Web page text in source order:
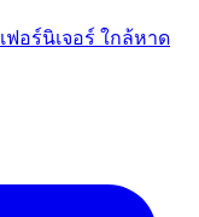
อร์นิเจอร์ ใกล้หาด